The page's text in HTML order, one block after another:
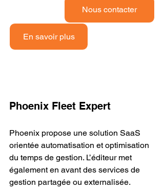
Nous contacter
En savoir plus
Phoenix Fleet Expert
Phoenix propose une solution SaaS
orientée automatisation et optimisation
du temps de gestion. L’éditeur met
également en avant des services de
gestion partagée ou externalisée.